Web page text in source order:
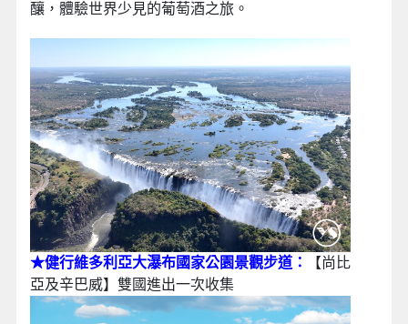
釀，體驗世界少見的葡萄酒之旅。
★健行維多利亞大瀑布國家公園景觀步道：
【尚比
亞及辛巴威】雙國進出一次收集